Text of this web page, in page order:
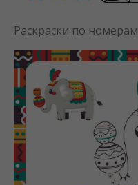
Раскраски по номерам